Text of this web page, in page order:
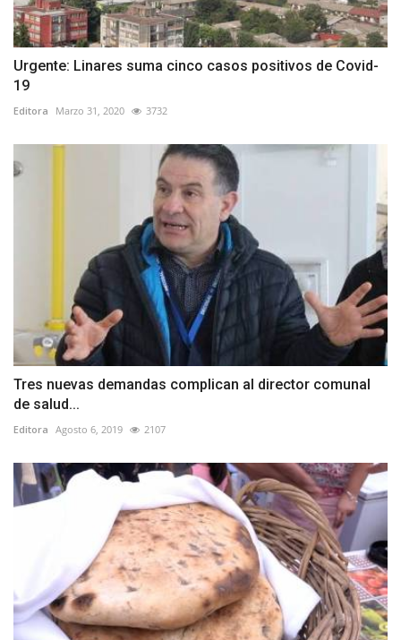
Urgente: Linares suma cinco casos positivos de Covid-
19
Editora Marzo 31, 2020 3732
Tres nuevas demandas complican al director comunal
de salud...
Editora Agosto 6, 2019 2107